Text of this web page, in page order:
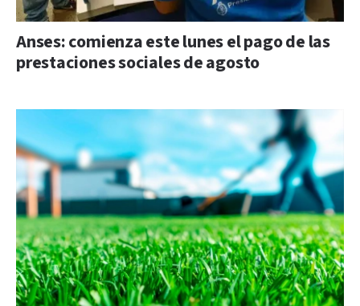
Anses: comienza este lunes el pago de las
prestaciones sociales de agosto